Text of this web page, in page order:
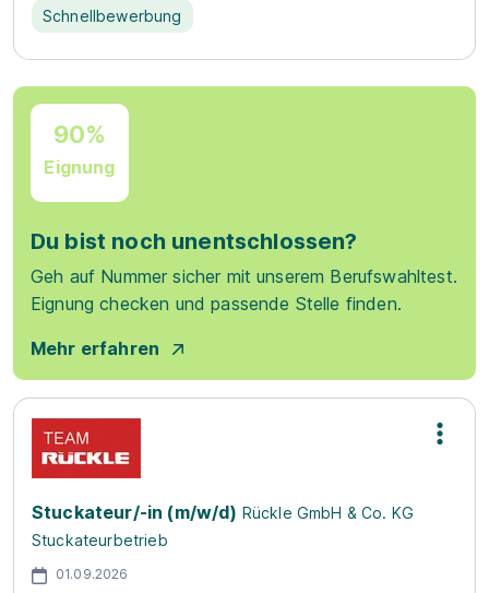
Schnellbewerbung
90%
Eignung
Du bist noch unentschlossen?
Geh auf Nummer sicher mit unserem Berufswahltest.
Eignung checken und passende Stelle finden.
Mehr erfahren
Stuckateur/-in (m/w/d) Rückle GmbH & Co. KG
Stuckateurbetrieb
01.09.2026